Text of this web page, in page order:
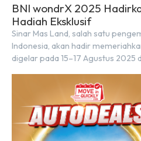
BNI wondrX 2025
Hadiah Eksklusif
Sinar Mas Land, salah satu
Indonesia, akan hadir
digelar pada 15–17 Agustus 2025
Land. Partisipasi ini menjadi
dalam memberikan kemudahan
para pencari hunian […]